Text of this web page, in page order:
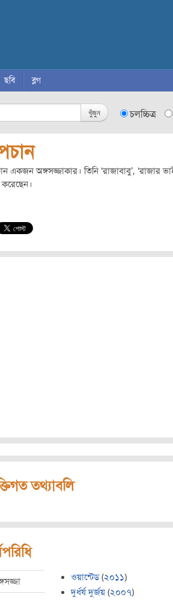
ছবি ব্লগ
খুঁজুন চলচ্চিত্র
একজন অঙ্গসজ্জাকার। তিনি ‘রাজাবাবু’, ‘রাজার
তথ্যাবলি
ওয়ান্টেড(২০১১)
দুর্ধর্ষ দুর্জয় (২০০৭)